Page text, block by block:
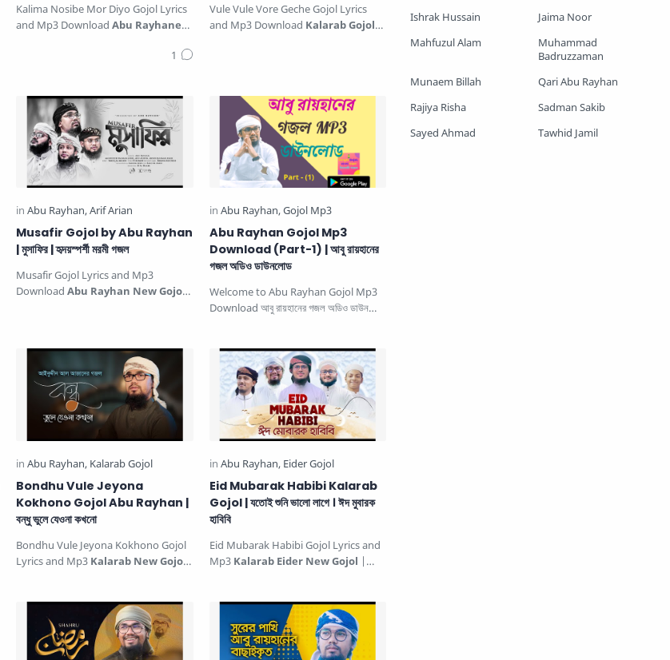
Kalima Nosibe Mor Diyo Gojol Lyrics
and Mp3 DownloadAbu Rayhaner
Vule Vule Vore Geche Gojol Lyrics
and Mp3 Download Kalarab Gojol
Musafir Gojol by Abu Rayhan
| মুসাফির | হৃদয়স্পর্শী মরমী গজল
Musafir Gojol Lyrics and Mp3
DownloadAbu Rayhan New Gojol
Abu Rayhan Gojol Mp3
Download (Part-1) | আবু রায়হানের
গজল অডিও ডাউনলোড
Welcome to Abu Rayhan Gojol Mp3
Download আবু রায়হানের গজল অডিও ডাউনলোড
Bondhu Vule Jeyona
Kokhono Gojol Abu Rayhan |
বন্ধু ভুলে যেওনা কখনো
Bondhu Vule Jeyona Kokhono Gojol
Lyrics and Mp3 Kalarab New Gojol
Eid Mubarak Habibi Kalarab
Gojol | যতোই শুনি ভালো লাগে । ঈদ মুবারক
হাবিবি
Eid Mubarak Habibi Gojol Lyrics and
Mp3 Kalarab Eider New Gojol
Ishrak Hussain
Jaima Noor
Mahfuzul Alam
Muhammad
Badruzzaman
Munaem Billah
Qari Abu Rayhan
Rajiya Risha
Sadman Sakib
Sayed Ahmad
Tawhid Jamil